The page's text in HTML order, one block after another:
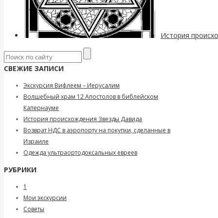
История
СВЕЖИЕ ЗАПИСИ
Экскурсия Вифлеем – Иерусалим
Волшебный храм 12 Апостолов в библейском
Капернауме
История происхождения Звезды Давида
Возврат НДС в аэропорту на покупки, сделанные в
Израиле
Одежда ультраортодоксальных евреев
РУБРИКИ
1
Мои экскурсии
Советы